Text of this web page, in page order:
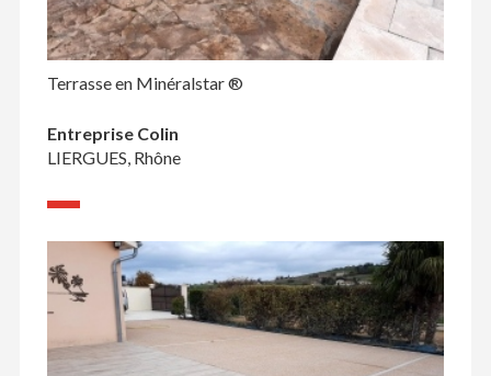
Terrasse en Minéralstar ®
Entreprise Colin
LIERGUES, Rhône